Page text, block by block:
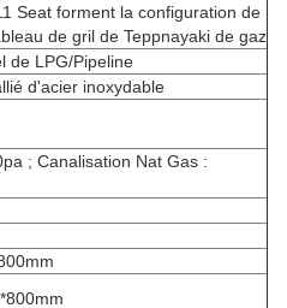
Seat forment la configuration de
de gril de Teppnayaki de gaz
de LPG/Pipeline
d'acier inoxydable
; Canalisation Nat Gas :